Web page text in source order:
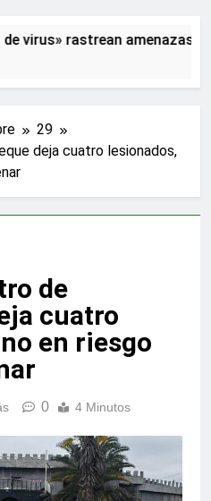
virus» rastrean amenazas
29
deja cuatro lesionados,
de
cuatro
en riesgo
0 4 Minutos